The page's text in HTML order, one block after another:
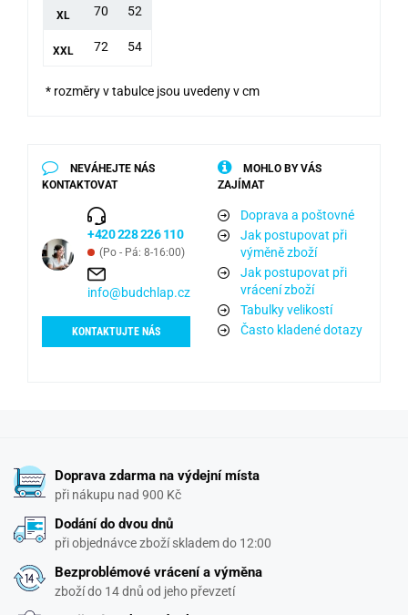
XL 70 52
XXL 72 54
* rozměry v tabulce jsou uvedeny v cm
NEVÁHEJTE NÁS
KONTAKTOVAT
+420 228 226 110
(Po - Pá: 8-16:00)
info@budchlap.cz
KONTAKTUJTE NÁS
MOHLO BY VÁS
ZAJÍMAT
Doprava a poštovné
Jak postupovat při
výměně zboží
Jak postupovat při
vrácení zboží
Tabulky velikostí
Často kladené dotazy
Doprava zdarma na výdejní místa
při nákupu nad 900 Kč
Dodání do dvou dnů
při objednávce zboží skladem do 12:00
Bezproblémové vrácení a výměna
zboží do 14 dnů od jeho převzetí